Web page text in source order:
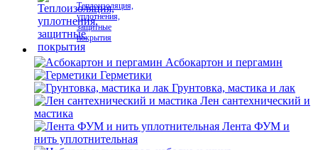
Теплоизоляция,
уплотнения,
защитные
покрытия
Асбокартон и пергамин
Герметики
Грунтовка, мастика и лак
Лен сантехнический и
мастика
Лента ФУМ и
нить уплотнительная